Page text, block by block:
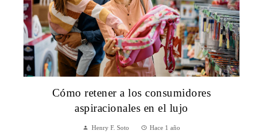
Cómo retener a los consumidores
aspiracionales en el lujo
Henry F. Soto Hace 1 año